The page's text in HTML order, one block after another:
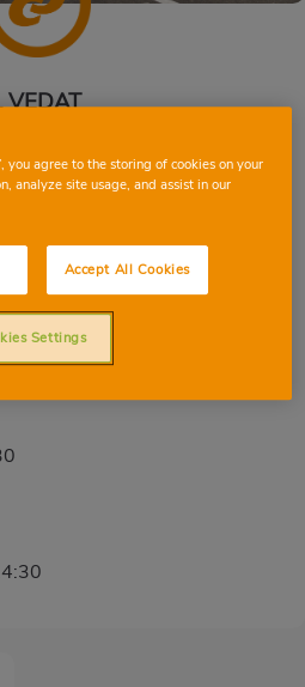
VEDAT
you agree to the storing of cookies on your
analyze site usage, and assist in our
Accept All Cookies
Settings